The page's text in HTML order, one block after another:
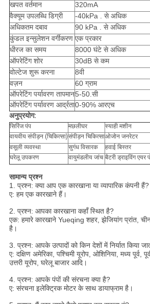
खपत वर्तमान
320mA
वैक्यूम उपलब्धि डिग्री
-40kPa . से अधिक
अधिकतम दबाव
90 kPa . से अधिक
कुंडल इन्सुलेशन वर्गीकरण एक प्रकार
धीरज का समय
8000 घंटे से अधिक
ऑपरेटिंग शोर
30dB से कम
वोल्टेज शुरू करना
8वी
वज़न
60 ग्राम
ऑपरेटिंग पर्यावरण तापमान5-50.सी
ऑपरेटिंग पर्यावरण आर्द्रता0-90% आरएच
अनुप्रयोग:
सिरिंज पंप मछलीघर
स्याही मशीन
वायवीय संपीड़न (चिकित्सा)संपीड़न चिकित्साओजोन जनरेटर
वसूली व्यवस्था
सुगंध विसारक
हवाई बिस्तर
घरेलू उपकरण
वायुमंडलीय जांच बैटरी ड्राइविंग एयर
सामान्य प्रश्न
1. प्रश्न: क्या आप एक कारखाना या व्यापारिक कंपनी हैं?
ए: हम एक कारखाने हैं।
2. प्रश्न: आपका कारखाना कहाँ स्थित है?
एक: हमारे कारखाने Yueqing शहर, झेजियांग प्रांत,
है।
3. प्रश्न: आपके उत्पादों को किन देशों में निर्यात किया
ए: दक्षिण अमेरिका, पश्चिमी यूरोप, ओशिनिया, मध्य पूर्व,
उत्तरी यूरोप, घरेलू बाजार आदि।
4. प्रश्न: आपके पंपों की संरचना क्या है?
ए: संरचना इलेक्ट्रिक मोटर के साथ डायाफ्राम है।